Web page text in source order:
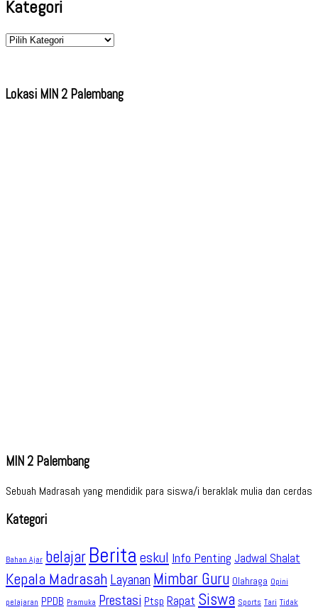
Kategori
Kategori
Lokasi MIN 2 Palembang
MIN 2 Palembang
Sebuah Madrasah yang mendidik para siswa/i beraklak mulia dan cerdas
Kategori
Bahan Ajar belajar Berita eskul Info Penting Jadwal Shalat
Kepala Madrasah Layanan Mimbar Guru Olahraga Opini
pelajaran PPDB Pramuka Prestasi Ptsp Rapat Siswa Sports Tari Tidak